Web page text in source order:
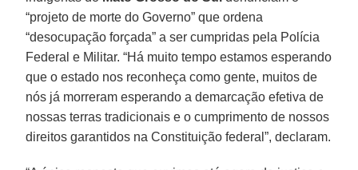
“projeto de morte do Governo” que ordena
“desocupação forçada” a ser cumpridas pela Polícia
Federal e Militar. “Há muito tempo estamos esperando
que o estado nos reconheça como gente, muitos de
nós já morreram esperando a demarcação efetiva de
nossas terras tradicionais e o cumprimento de nossos
direitos garantidos na Constituição federal”, declaram.